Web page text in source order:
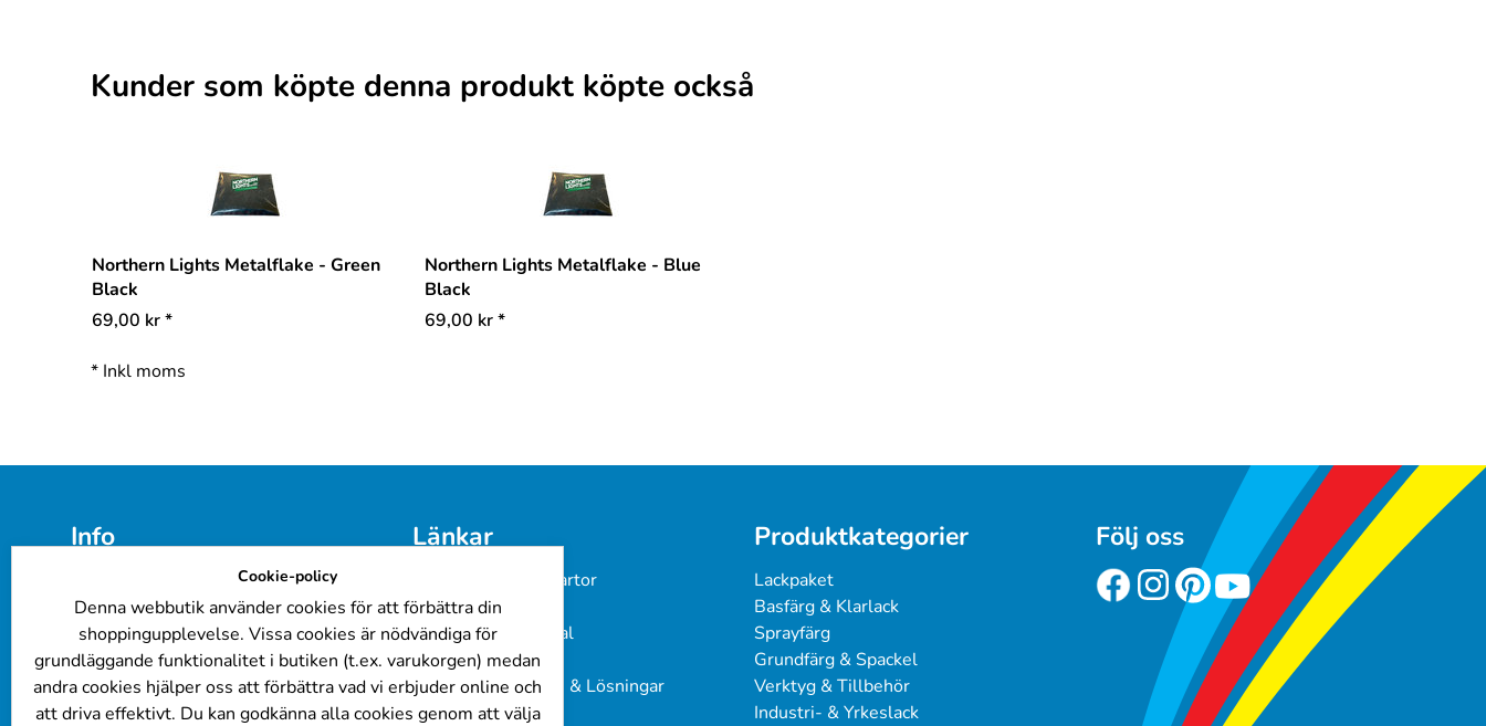
Kunder som köpte denna produkt köpte också
Northern Lights Metalflake - Green
Black
69,00 kr*
Northern Lights Metalflake - Blue
Black
69,00 kr*
* Inkl moms
Info
info@billackering.eu
Om oss
Integritetspolicy
Leverans- och betalningsvillkor
Cookie Policy
Kundrecensioner
Länkar
Färgkoder & Färgkartor
Företagskunder
Billackeringsmanual
FAQ
Lackeringsproblem & Lösningar
Produktkategorier
Lackpaket
Basfärg & Klarlack
Sprayfärg
Grundfärg & Spackel
Verktyg & Tillbehör
Industri- & Yrkeslack
Följ oss
Cookie-policy
Denna webbutik använder cookies för att förbättra din
shoppingupplevelse. Vissa cookies är nödvändiga för
grundläggande funktionalitet i butiken (t.ex. varukorgen) medan
andra cookies hjälper oss att förbättra vad vi erbjuder online och
att driva effektivt. Du kan godkänna alla cookies genom att välja